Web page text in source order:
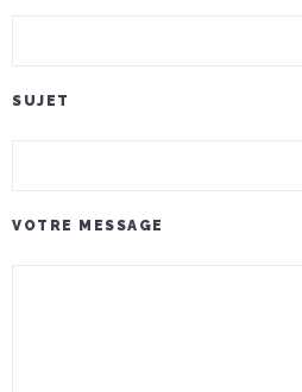
SUJET
VOTRE MESSAGE